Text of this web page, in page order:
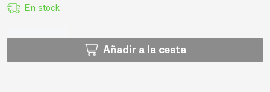
En stock
Añadir a la cesta